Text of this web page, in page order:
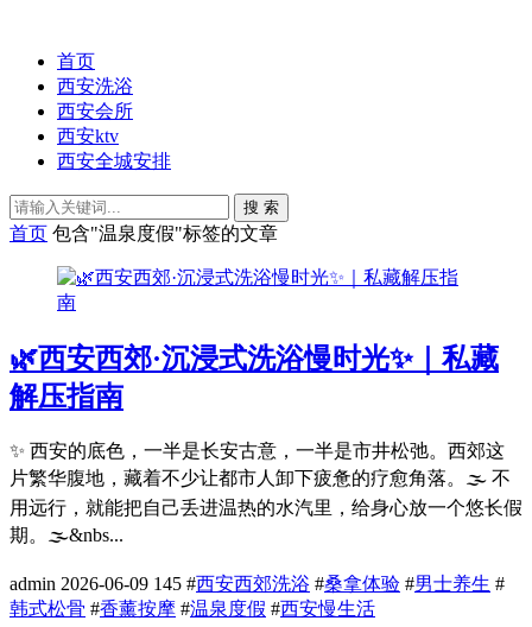
首页
西安洗浴
西安会所
西安ktv
西安全城安排
搜 索
首页 包含"温泉度假"标签的文章
🌿西安西郊·沉浸式洗浴慢时光✨｜私藏
解压指南
✨ 西安的底色，一半是长安古意，一半是市井松弛。西郊这
片繁华腹地，藏着不少让都市人卸下疲惫的疗愈角落。🌫️ 不
用远行，就能把自己丢进温热的水汽里，给身心放一个悠长假
期。🌫️&nbs...
admin 2026-06-09 145 #西安西郊洗浴 #桑拿体验 #男士养生 #
韩式松骨 #香薰按摩 #温泉度假 #西安慢生活